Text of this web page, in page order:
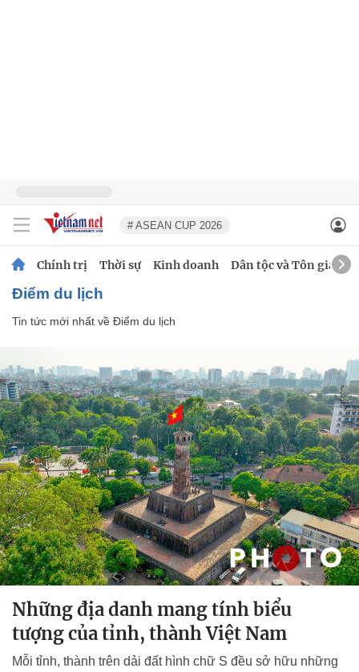
# ASEAN CUP 2026
Chính trị Thời sự Kinh doanh Dân tộc và Tôn giáo
Điểm du lịch
Tin tức mới nhất về Điểm du lịch
Những địa danh mang tính biểu
tượng của tỉnh, thành Việt Nam
Mỗi tỉnh, thành trên dải đất hình chữ S đều sở hữu những